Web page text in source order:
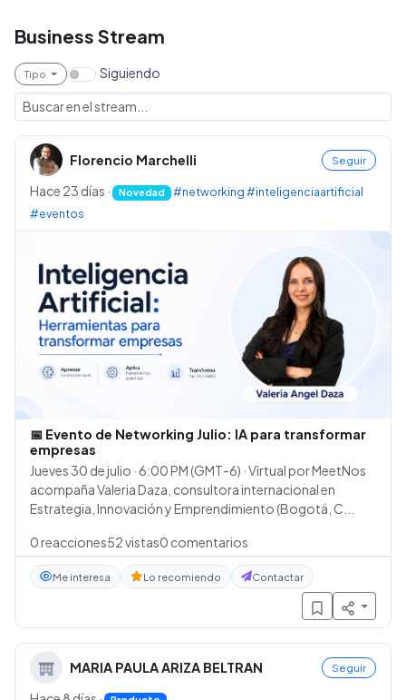
Business Stream
Tipo Siguiendo
Florencio Marchelli Seguir
Hace 23 días · Novedad #networking#inteligenciaartificial
#eventos
📅 Evento de Networking Julio: IA para transformar
empresas
Jueves 30 de julio · 6:00 PM (GMT-6) · Virtual por MeetNos
acompaña Valeria Daza, consultora internacional en
Estrategia, Innovación y Emprendimiento (Bogotá, C...
0reacciones52vistas0 comentarios
Me interesa Lo recomiendo Contactar
MARIA PAULA ARIZA BELTRAN Seguir